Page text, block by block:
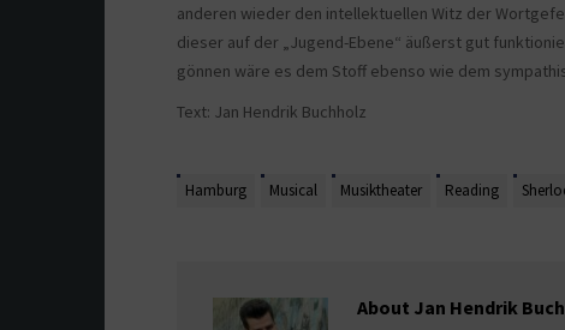
anderen wieder den intellektuellen Witz der
dieser auf der „Jugend-Ebene“ äußerst gut
gönnen wäre es dem Stoff ebenso wie dem
Text: Jan Hendrik Buchholz
Hamburg Musical Musiktheater Reading
About Jan Hendrik